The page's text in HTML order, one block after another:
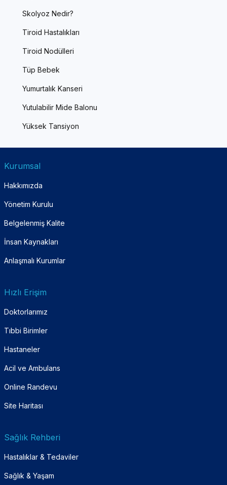
Skolyoz Nedir?
Tiroid Hastalıkları
Tiroid Nodülleri
Tüp Bebek
Yumurtalık Kanseri
Yutulabilir Mide Balonu
Yüksek Tansiyon
Kurumsal
Hakkımızda
Yönetim Kurulu
Belgelenmiş Kalite
İnsan Kaynakları
Anlaşmalı Kurumlar
Hızlı Erişim
Doktorlarımız
Tıbbi Birimler
Hastaneler
Acil ve Ambulans
Online Randevu
Site Haritası
Sağlık Rehberi
Hastalıklar & Tedaviler
Sağlık & Yaşam